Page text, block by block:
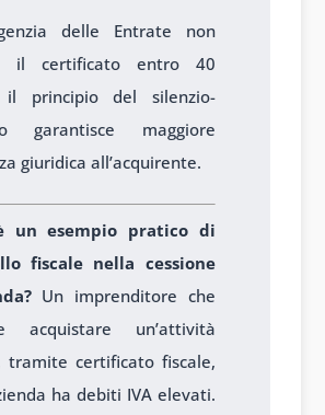
delle Entrate non
il certificato entro 40
il principio del silenzio-
garantisce maggiore
giuridica all’acquirente.
un esempio pratico di
fiscale nella cessione
Un imprenditore che
acquistare un’attività
tramite certificato fiscale,
ha debiti IVA elevati.